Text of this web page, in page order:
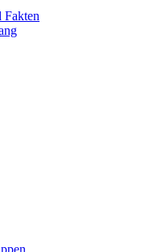
Fakten